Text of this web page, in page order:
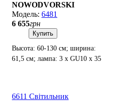
NOWODVORSKI
6481
6 655грн
Купить
Высота: 60-130 см; ширина:
61,5 см; лампа: 3 х GU10 х 35
6611 Світильник